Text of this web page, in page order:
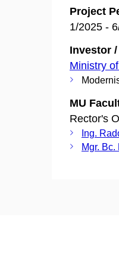
Project
1/2025 -
Investor
Ministry
MU
Rector's
Ing.
Mgr.